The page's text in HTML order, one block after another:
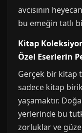
avcısının
bu emeğin tatlı
Kitap
Özel Eserlerin
Gerçek bir kitap
sadece kitap
yaşamaktır.
yerlerinde bu
zorluklar ve